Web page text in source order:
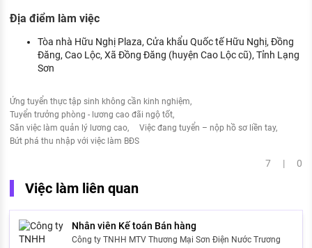
Địa điểm làm việc
Tòa nhà Hữu Nghị Plaza, Cửa khẩu Quốc tế Hữu Nghị, Đồng
Đăng, Cao Lộc, Xã Đồng Đăng (huyện Cao Lộc cũ), Tỉnh Lạng
Sơn
Ứng tuyển thực tập sinh không cần kinh nghiệm
Tuyển trưởng phòng - lương cao đãi ngộ tốt
Săn việc làm quản lý lương cao
Việc đang tuyển – nộp hồ sơ liền tay
Bứt phá thu nhập với việc làm BĐS
7 | 0
Việc làm liên quan
Nhân viên Kế toán Bán hàng
Công ty TNHH MTV Thương Mại Sơn Điện Nước Trương